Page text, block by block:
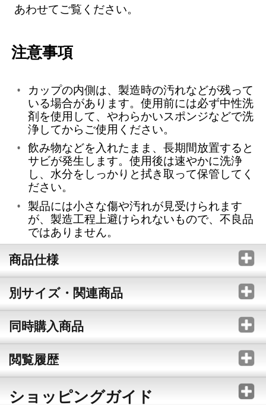
あわせてご覧ください。
注意事項
カップの内側は、製造時の汚れなどが残って
いる場合があります。使用前には必ず中性洗
剤を使用して、やわらかいスポンジなどで洗
浄してからご使用ください。
飲み物などを入れたまま、長期間放置すると
サビが発生します。使用後は速やかに洗浄
し、水分をしっかりと拭き取って保管してく
ださい。
製品には小さな傷や汚れが見受けられます
が、製造工程上避けられないもので、不良品
ではありません。
商品仕様
別サイズ・関連商品
同時購入商品
閲覧履歴
ショッピングガイド